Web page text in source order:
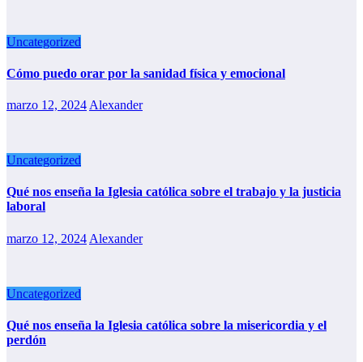
Uncategorized
Cómo puedo orar por la sanidad física y emocional
marzo 12, 2024 Alexander
Uncategorized
Qué nos enseña la Iglesia católica sobre el trabajo y la justicia
laboral
marzo 12, 2024 Alexander
Uncategorized
Qué nos enseña la Iglesia católica sobre la misericordia y el
perdón